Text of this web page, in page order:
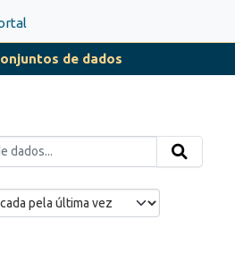
de dados